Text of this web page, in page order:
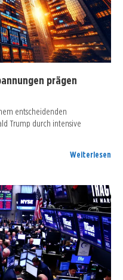
prägen
entscheidenden
Trump durch intensive
Weiterlesen